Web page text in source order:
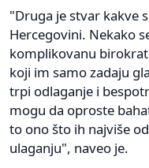
"Druga je stvar kakve
Hercegovini. Nekako
komplikovanu
koji im samo zadaju
trpi odlaganje i
mogu da oproste
to ono što ih najviše
ulaganju", naveo je.